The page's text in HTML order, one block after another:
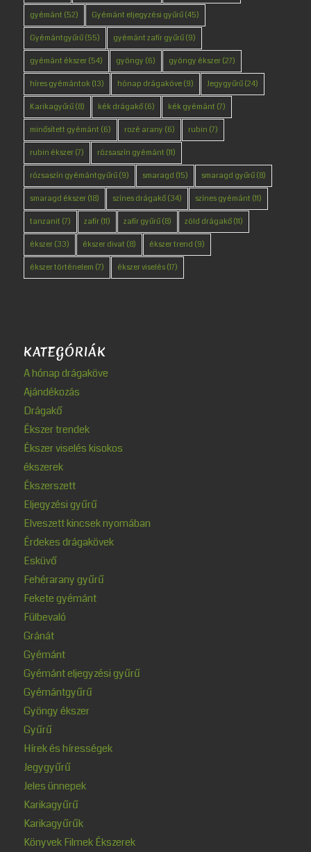
gyémánt (52) Gyémánt eljegyzési gyűrű(45)
Gyémántgyűrű(55) gyémánt zafír gyűrű(9)
gyémánt ékszer(54) gyöngy (6) gyöngy ékszer(27)
híres gyémántok(13) hónap drágaköve(9) Jegygyűrű(24)
Karikagyűrű(8) kék drágakő(6) kék gyémánt (7)
minősített gyémánt (6) rozé arany (6) rubin (7)
rubin ékszer(7) rózsaszín gyémánt (11)
rózsaszín gyémántgyűrű(9) smaragd (15) smaragd gyűrű(8)
smaragd ékszer(18) színes drágakő(34) színes gyémánt (11)
tanzanit (7) zafír(11) zafír gyűrű(8) zöld drágakő(11)
ékszer(33) ékszer divat (8) ékszer trend (9)
ékszer történelem (7) ékszer viselés(17)
KATEGÓRIÁK
A hónap drágaköve
Ajándékozás
Drágakő
Ékszer trendek
Ékszer viselés kisokos
ékszerek
Ékszerszett
Eljegyzési gyűrű
Elveszett kincsek nyomában
Érdekes drágakövek
Esküvő
Fehérarany gyűrű
Fekete gyémánt
Fülbevaló
Gránát
Gyémánt
Gyémánt eljegyzési gyűrű
Gyémántgyűrű
Gyöngy ékszer
Gyűrű
Hírek és hírességek
Jegygyűrű
Jeles ünnepek
Karikagyűrű
Karikagyűrűk
Könyvek Filmek Ékszerek